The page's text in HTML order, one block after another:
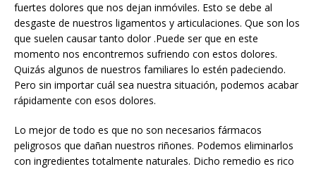
fuertes dolores que nos dejan inmóviles. Esto se debe al
desgaste de nuestros ligamentos y articulaciones. Que son los
que suelen causar tanto dolor .Puede ser que en este
momento nos encontremos sufriendo con estos dolores.
Quizás algunos de nuestros familiares lo estén padeciendo.
Pero sin importar cuál sea nuestra situación, podemos acabar
rápidamente con esos dolores.
Lo mejor de todo es que no son necesarios fármacos
peligrosos que dañan nuestros riñones. Podemos eliminarlos
con ingredientes totalmente naturales. Dicho remedio es rico